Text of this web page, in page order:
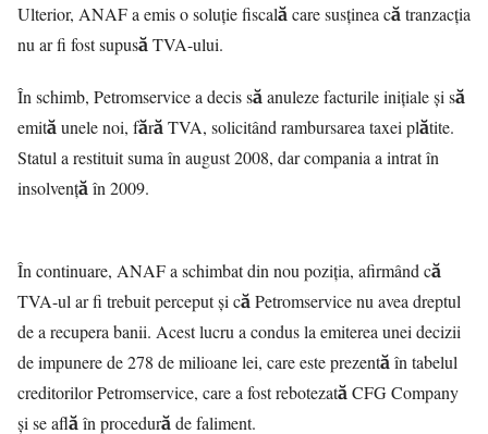
Ulterior, ANAF a emis o soluție fiscală care susținea că tranzacția
nu ar fi fost supusă TVA-ului.
În schimb, Petromservice a decis să anuleze facturile inițiale și să
emită unele noi, fără TVA, solicitând rambursarea taxei plătite.
Statul a restituit suma în august 2008, dar compania a intrat în
insolvență în 2009.
În continuare, ANAF a schimbat din nou poziția, afirmând că
TVA-ul ar fi trebuit perceput și că Petromservice nu avea dreptul
de a recupera banii. Acest lucru a condus la emiterea unei decizii
de impunere de 278 de milioane lei, care este prezentă în tabelul
creditorilor Petromservice, care a fost rebotezată CFG Company
și se află în procedură de faliment.